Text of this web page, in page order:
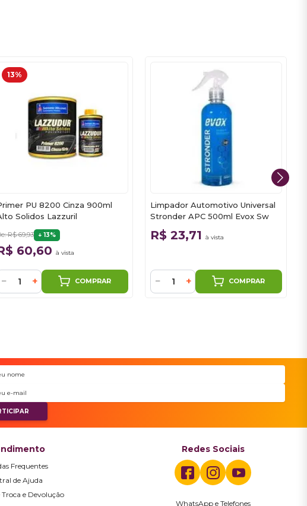
13%
PU 8200 Cinza 900ml
Solidos Lazzuril
R$ 69,93 13%
60,60 à vista
− + COMPRAR
Limpador Automotivo Universal
Stronder APC 500ml Evox Sw
R$ 23,71 à vista
− + COMPRAR
Frequentes
de Ajuda
e Devolução
Redes Sociais
WhatsApp e Telefones